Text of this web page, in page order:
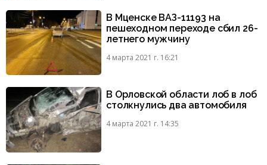
В Мценске ВАЗ-11193 на
пешеходном переходе сбил 26-
летнего мужчину
4 марта 2021 г. 16:21
В Орловской области лоб в лоб
столкнулись два автомобиля
4 марта 2021 г. 14:35